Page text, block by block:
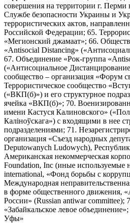
совершения на территории г. Перми
Службе безопасности Украины и
террористических актов,
Российской Федерации; 65.
«Мегионский джамаат»; 66.
«Antisocial Distancing»
67. Объединение «Рок-группа
(«Антисоциальное
сообщество – организация «Форум
Террористическое сообщество
(«ВКП(б)») и его структурное
ячейка «ВКП(б)»; 70.
имени Кастуся Калиновского»
Калiноўскага») с входящими в нее
подразделениями; 71.
организация «Съезд народных
Deputowanych Ludowych),
Американская некоммерческая
Foundation, Inc (иные используемые
international, «Фонд борьбы с
Международная
в форме общественного движения,
России» (Russian antiwar committee);
«Забайкальское левое
Уфы»